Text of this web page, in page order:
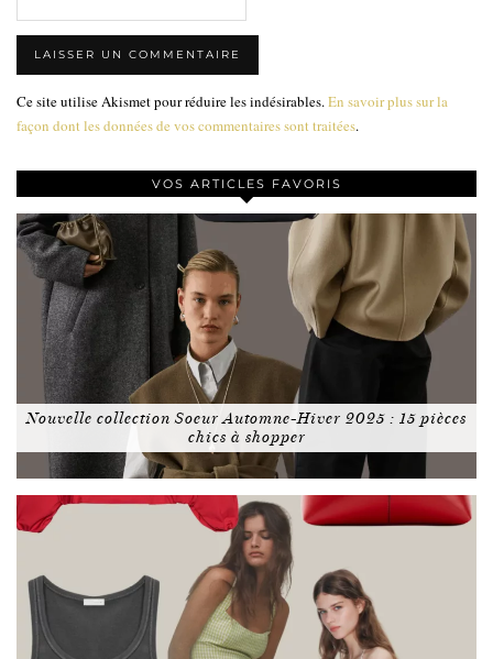
Ce site utilise Akismet pour réduire les indésirables. En savoir plus sur la
façon dont les données de vos commentaires sont traitées.
VOS ARTICLES FAVORIS
Nouvelle collection Soeur Automne-Hiver 2025 : 15 pièces
chics à shopper